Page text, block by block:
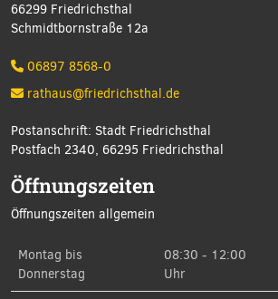
66299 Friedrichsthal
Schmidtbornstraße 12a
06897 8568-0
rathaus@friedrichsthal.de
Postanschrift: Stadt Friedrichsthal
Postfach 2340, 66295 Friedrichsthal
Öffnungszeiten
Öffnungszeiten allgemein
Montag bis
Donnerstag
08:30 - 12:00
Uhr